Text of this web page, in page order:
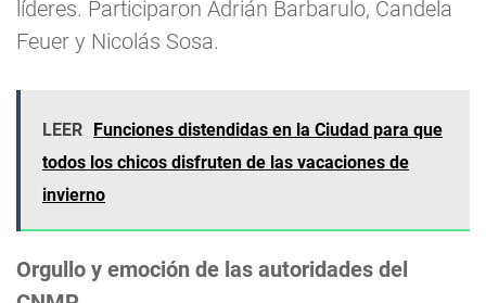
líderes. Participaron Adrián Barbarulo, Candela
Feuer y Nicolás Sosa.
LEER
Funciones distendidas en la Ciudad para que
todos los chicos disfruten de las vacaciones de
invierno
Orgullo y emoción de las autoridades del